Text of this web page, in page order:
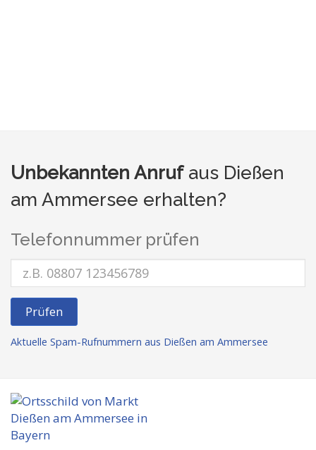
Unbekannten Anrufaus Dießen
am Ammersee erhalten?
Telefonnummer prüfen
Prüfen
Aktuelle Spam-Rufnummern aus Dießen am Ammersee